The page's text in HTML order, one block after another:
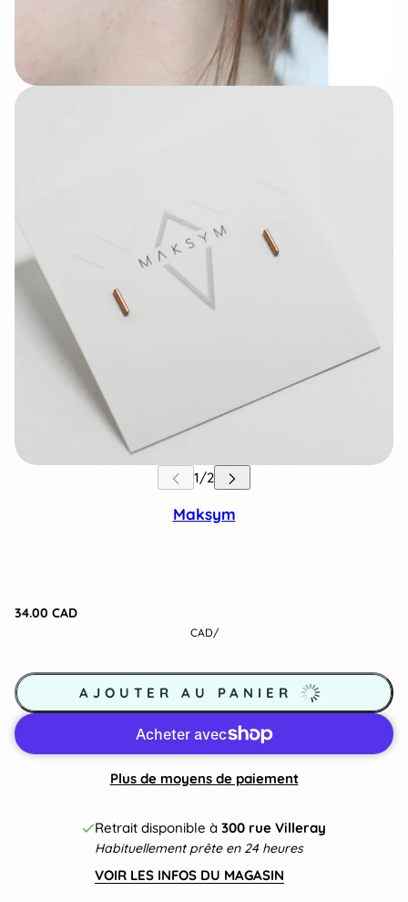
Maksym
34.00 CAD
CAD/
AJOUTER AU PANIER
Plus de moyens de paiement
Retrait disponible à 300 rue Villeray
Habituellement prête en 24 heures
VOIR LES INFOS DU MAGASIN